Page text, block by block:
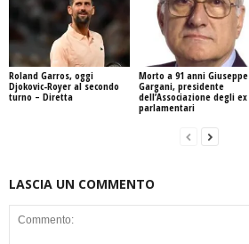
Roland Garros, oggi
Djokovic-Royer al secondo
turno – Diretta
Morto a 91 anni Giuseppe
Gargani, presidente
dell’Associazione degli ex
parlamentari
LASCIA UN COMMENTO